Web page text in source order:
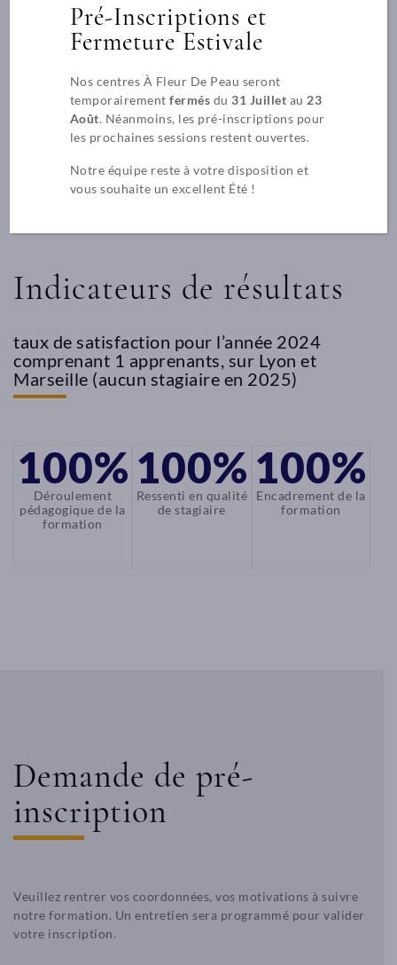
l’école A Fleur de Peau. Nous avons développé deux espaces
de formations afin de toujours mieux vous accueillir et vous
269 rue Duguesclin – LYON 3 / École et siège social
contact@afdp.fr
04 78 84 24 91
Découvrir le campus
Centre
de
formation
Depuis
2020,
A
Fleur
Marseille,
proche
du
vieux
de
Canebière.
Indicateurs de résultats
taux de satisfaction pour l’année 2024
comprenant 1 apprenants, sur Lyon et
Marseille (aucun stagiaire en 2025)
100%
Déroulement
pédagogique de la
formation
100%
Ressenti en qualité
de stagiaire
100%
Encadrement de la
formation
Demande de pré-
inscription
Veuillez rentrer vos coordonnées, vos motivations à suivre
notre formation. Un entretien sera programmé pour valider
votre inscription.
Pré-Inscriptions et
Fermeture Estivale
Nos centres À Fleur De Peau seront
temporairementfermés du31 Juillet au 23
Août. Néanmoins, les pré-inscriptions pour
les prochaines sessions restent ouvertes.
Notre équipe reste à votre disposition et
vous souhaite un excellent Été !